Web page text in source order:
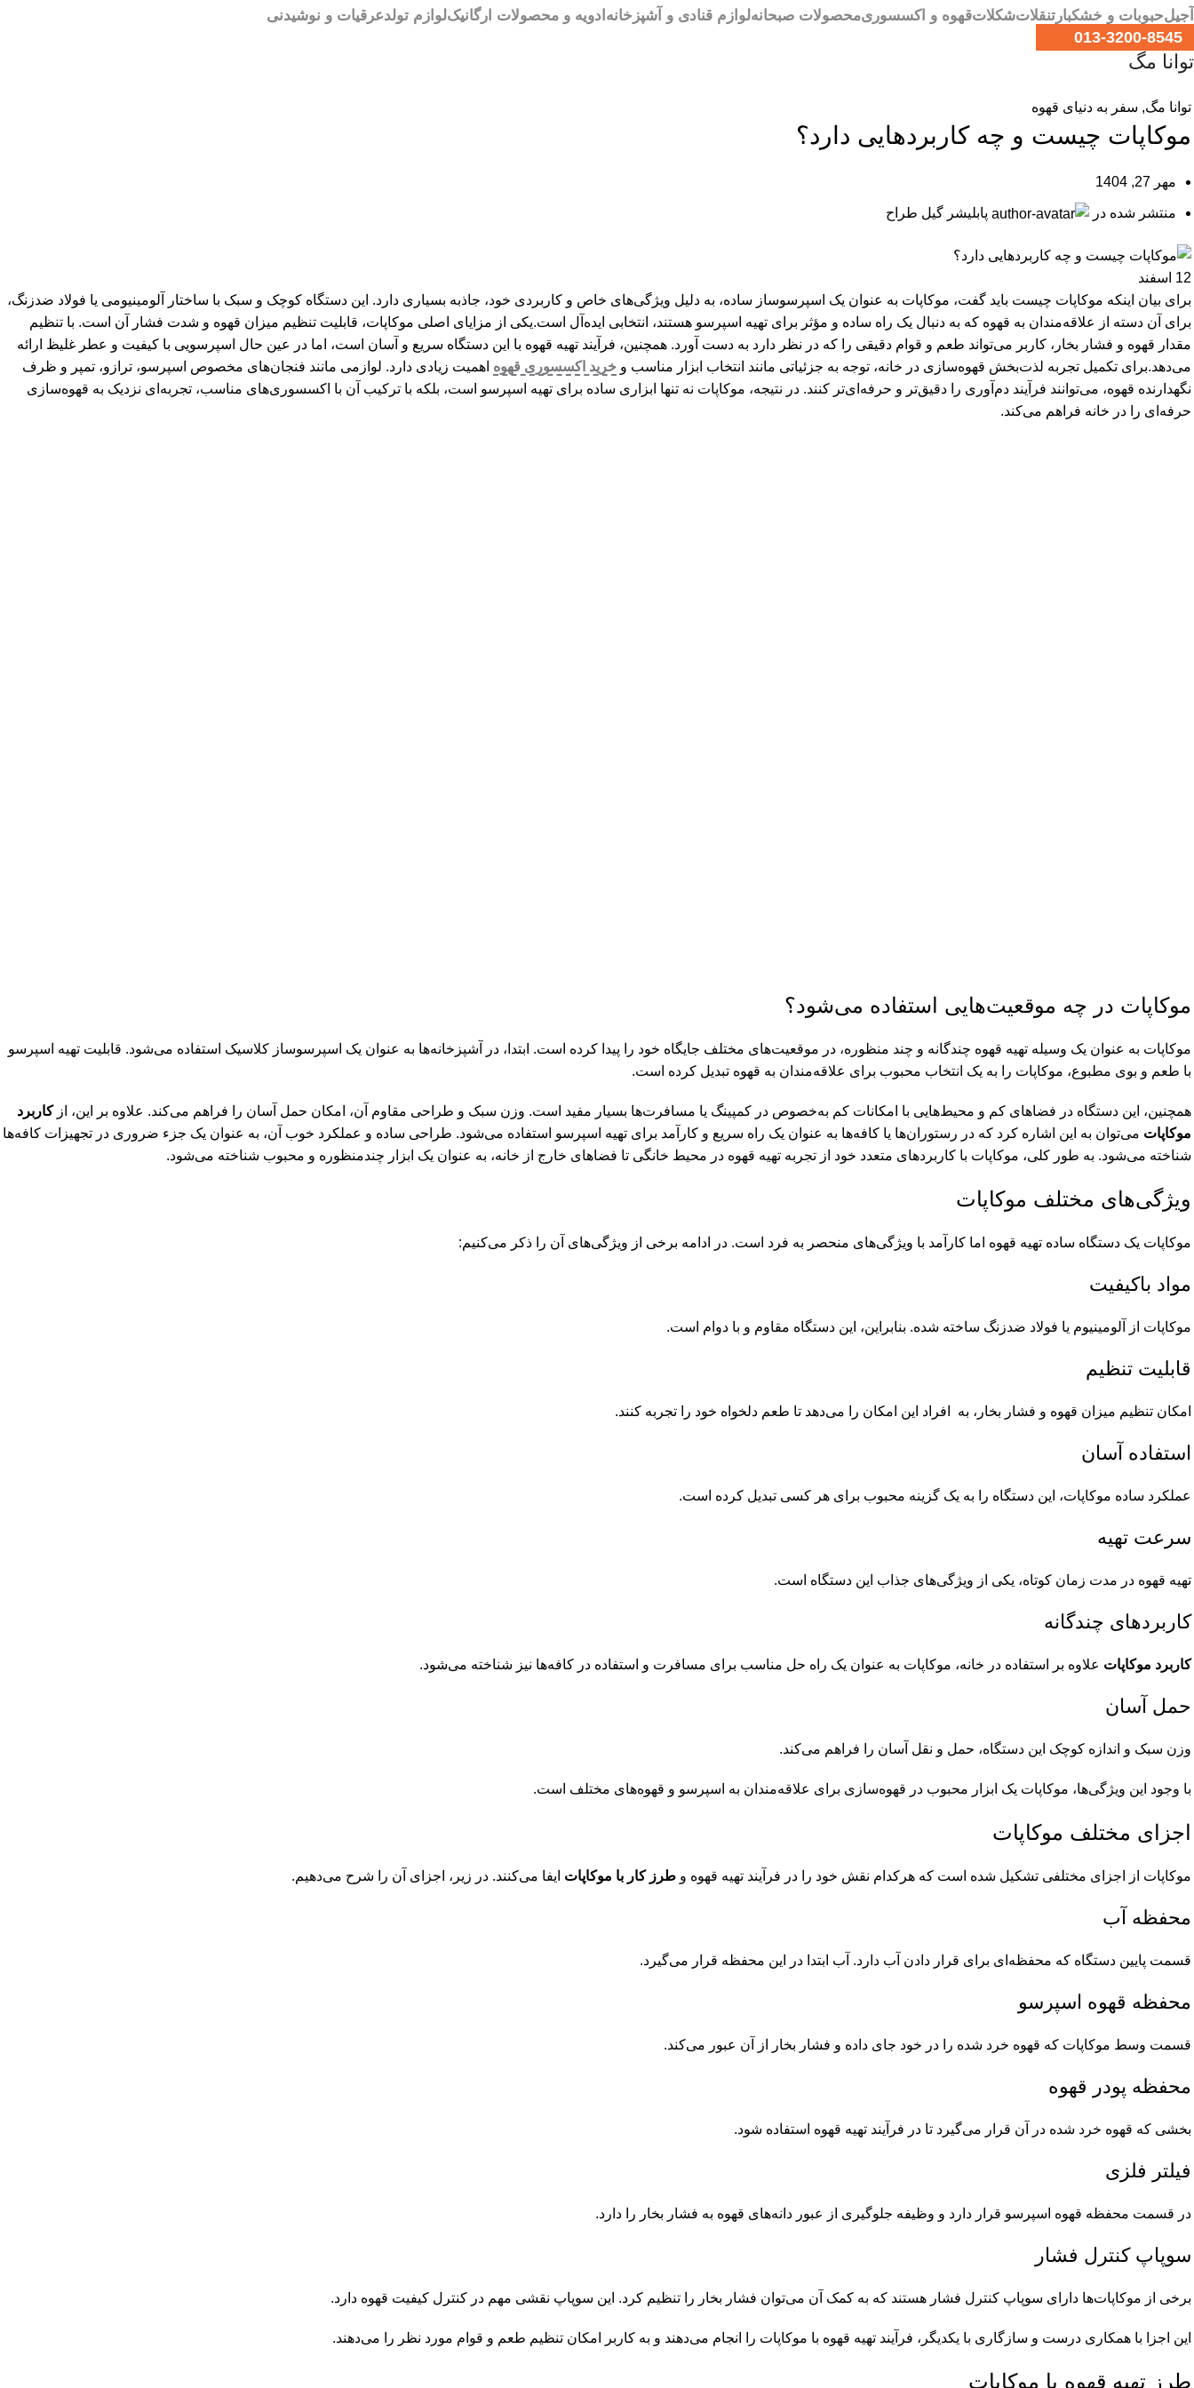
آجیلحبوبات و خشکبار تنقلاتشکلاتقهوه و اکسسوریمحصولات صبحانهلوازم قنادی و آشپزخانه ادویه و محصولات ارگانیکلوازم تولدعرقیات و نوشیدنی
013-3200-8545
توانا مگ
توانا مگ, سفر به دنیای قهوه
موکاپات چیست و چه کاربردهایی دارد؟
مهر 27, 1404
منتشر شده در پابلیشر گیل طراح
12 اسفند
برای بیان اینکه موکاپات چیست باید گفت، موکاپات به عنوان یک اسپرسوساز ساده، به دلیل ویژگی‌های خاص و کاربردی خود، جاذبه بسیاری دارد. این دستگاه کوچک و سبک با ساختار آلومینیومی یا فولاد ضدزنگ،
برای آن دسته از علاقه‌مندان به قهوه که به دنبال یک راه ساده و مؤثر برای تهیه اسپرسو هستند، انتخابی ایده‌آل است.یکی از مزایای اصلی موکاپات، قابلیت تنظیم میزان قهوه و شدت فشار آن است. با تنظیم
مقدار قهوه و فشار بخار، کاربر می‌تواند طعم و قوام دقیقی را که در نظر دارد به دست آورد. همچنین، فرآیند تهیه قهوه با این دستگاه سریع و آسان است، اما در عین حال اسپرسویی با کیفیت و عطر غلیظ ارائه
می‌دهد.برای تکمیل تجربه لذت‌بخش قهوه‌سازی در خانه، توجه به جزئیاتی مانند انتخاب ابزار مناسب و خرید اکسسوری قهوه اهمیت زیادی دارد. لوازمی مانند فنجان‌های مخصوص اسپرسو، ترازو، تمپر و ظرف
نگهدارنده قهوه، می‌توانند فرآیند دم‌آوری را دقیق‌تر و حرفه‌ای‌تر کنند. در نتیجه، موکاپات نه تنها ابزاری ساده برای تهیه اسپرسو است، بلکه با ترکیب آن با اکسسوری‌های مناسب، تجربه‌ای نزدیک به قهوه‌سازی
حرفه‌ای را در خانه فراهم می‌کند.
موکاپات در چه موقعیت‌هایی استفاده می‌شود؟
موکاپات به عنوان یک وسیله تهیه قهوه چندگانه و چند منظوره، در موقعیت‌های مختلف جایگاه خود را پیدا کرده است. ابتدا، در آشپزخانه‌ها به عنوان یک اسپرسوساز کلاسیک استفاده می‌شود. قابلیت تهیه اسپرسو
با طعم و بوی مطبوع، موکاپات را به یک انتخاب محبوب برای علاقه‌مندان به قهوه تبدیل کرده است.
همچنین، این دستگاه در فضاهای کم‌ و محیط‌هایی با امکانات کم به‌خصوص در کمپینگ یا مسافرت‌ها بسیار مفید است. وزن سبک و طراحی مقاوم آن، امکان حمل آسان را فراهم می‌کند. علاوه بر این، ازکاربرد
موکاپات می‌توان به این اشاره کرد که در رستوران‌ها یا کافه‌ها به عنوان یک راه سریع و کارآمد برای تهیه اسپرسو استفاده می‌شود. طراحی ساده و عملکرد خوب آن، به عنوان یک جزء ضروری در تجهیزات کافه‌ها
شناخته می‌شود. به طور کلی، موکاپات با کاربردهای متعدد خود از تجربه تهیه قهوه در محیط خانگی تا فضاهای خارج از خانه، به عنوان یک ابزار چندمنظوره و محبوب شناخته می‌شود.
ویژگی‌های مختلف موکاپات
موکاپات یک دستگاه ساده تهیه قهوه اما کارآمد با ویژگی‌های منحصر به فرد است. در ادامه برخی از ویژگی‌های آن را ذکر می‌کنیم:
مواد باکیفیت
موکاپات از آلومینیوم یا فولاد ضدزنگ ساخته شده. بنابراین، این دستگاه مقاوم و با دوام است.
قابلیت تنظیم
امکان تنظیم میزان قهوه و فشار بخار، به افراد این امکان را می‌دهد تا طعم دلخواه خود را تجربه کنند.
استفاده آسان
عملکرد ساده موکاپات، این دستگاه را به یک گزینه محبوب برای هر کسی تبدیل کرده است.
سرعت تهیه
تهیه قهوه در مدت زمان کوتاه، یکی از ویژگی‌های جذاب این دستگاه است.
کاربردهای چندگانه
کاربرد موکاپات علاوه بر استفاده در خانه، موکاپات به عنوان یک راه حل مناسب برای مسافرت و استفاده در کافه‌ها نیز شناخته می‌شود.
حمل آسان
وزن سبک و اندازه کوچک این دستگاه، حمل و نقل آسان را فراهم می‌کند.
با وجود این ویژگی‌ها، موکاپات یک ابزار محبوب در قهوه‌سازی برای علاقه‌مندان به اسپرسو و قهوه‌های مختلف است.
اجزای مختلف موکاپات
موکاپات از اجزای مختلفی تشکیل شده است که هرکدام نقش خود را در فرآیند تهیه قهوه و طرز کار با موکاپات ایفا می‌کنند. در زیر، اجزای آن را شرح می‌دهیم.
محفظه آب
قسمت پایین دستگاه که محفظه‌ای برای قرار دادن آب دارد. آب ابتدا در این محفظه قرار می‌گیرد.
محفظه قهوه اسپرسو
قسمت وسط موکاپات که قهوه خرد شده را در خود جای داده و فشار بخار از آن عبور می‌کند.
محفظه پودر قهوه
بخشی که قهوه خرد شده در آن قرار می‌گیرد تا در فرآیند تهیه قهوه استفاده شود.
فیلتر فلزی
در قسمت محفظه قهوه اسپرسو قرار دارد و وظیفه جلوگیری از عبور دانه‌های قهوه به فشار بخار را دارد.
سوپاپ کنترل فشار
برخی از موکاپات‌ها دارای سوپاپ کنترل فشار هستند که به کمک آن می‌توان فشار بخار را تنظیم کرد. این سوپاپ نقشی مهم در کنترل کیفیت قهوه دارد.
این اجزا با همکاری درست و سازگاری با یکدیگر، فرآیند تهیه قهوه با موکاپات را انجام می‌دهند و به کاربر امکان تنظیم طعم و قوام مورد نظر را می‌دهند.
طرز تهیه قهوه با موکاپات